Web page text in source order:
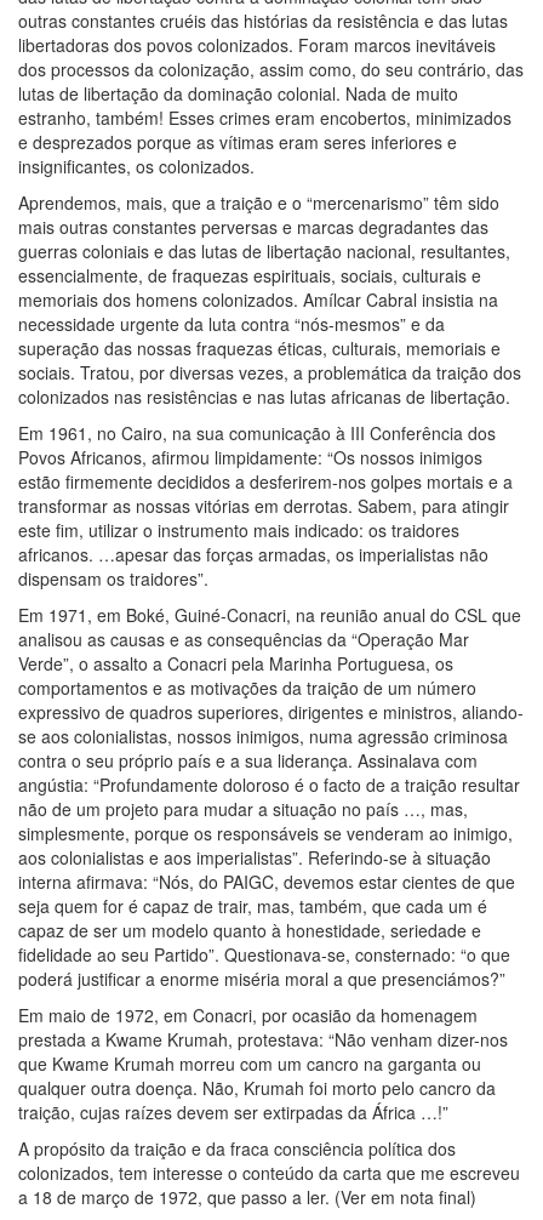
outras constantes cruéis das histórias da resistência e das lutas
libertadoras dos povos colonizados. Foram marcos inevitáveis
dos processos da colonização, assim como, do seu contrário, das
lutas de libertação da dominação colonial. Nada de muito
estranho, também! Esses crimes eram encobertos, minimizados
e desprezados porque as vítimas eram seres inferiores e
insignificantes, os colonizados.
Aprendemos, mais, que a traição e o “mercenarismo” têm sido
mais outras constantes perversas e marcas degradantes das
guerras coloniais e das lutas de libertação nacional, resultantes,
essencialmente, de fraquezas espirituais, sociais, culturais e
memoriais dos homens colonizados. Amílcar Cabral insistia na
necessidade urgente da luta contra “nós-mesmos” e da
superação das nossas fraquezas éticas, culturais, memoriais e
sociais. Tratou, por diversas vezes, a problemática da traição dos
colonizados nas resistências e nas lutas africanas de libertação.
Em 1961, no Cairo, na sua comunicação à III Conferência dos
Povos Africanos, afirmou limpidamente: “Os nossos inimigos
estão firmemente decididos a desferirem-nos golpes mortais e a
transformar as nossas vitórias em derrotas. Sabem, para atingir
este fim, utilizar o instrumento mais indicado: os traidores
africanos. …apesar das forças armadas, os imperialistas não
dispensam os traidores”.
Em 1971, em Boké, Guiné-Conacri, na reunião anual do CSL que
analisou as causas e as consequências da “Operação Mar
Verde”, o assalto a Conacri pela Marinha Portuguesa, os
comportamentos e as motivações da traição de um número
expressivo de quadros superiores, dirigentes e ministros, aliando-
se aos colonialistas, nossos inimigos, numa agressão criminosa
contra o seu próprio país e a sua liderança. Assinalava com
angústia: “Profundamente doloroso é o facto de a traição resultar
não de um projeto para mudar a situação no país …, mas,
simplesmente, porque os responsáveis se venderam ao inimigo,
aos colonialistas e aos imperialistas”. Referindo-se à situação
interna afirmava: “Nós, do PAIGC, devemos estar cientes de que
seja quem for é capaz de trair, mas, também, que cada um é
capaz de ser um modelo quanto à honestidade, seriedade e
fidelidade ao seu Partido”. Questionava-se, consternado: “o que
poderá justificar a enorme miséria moral a que presenciámos?”
Em maio de 1972, em Conacri, por ocasião da homenagem
prestada a Kwame Krumah, protestava: “Não venham dizer-nos
que Kwame Krumah morreu com um cancro na garganta ou
qualquer outra doença. Não, Krumah foi morto pelo cancro da
traição, cujas raízes devem ser extirpadas da África …!”
A propósito da traição e da fraca consciência política dos
colonizados, tem interesse o conteúdo da carta que me escreveu
a 18 de março de 1972, que passo a ler. (Ver em nota final)